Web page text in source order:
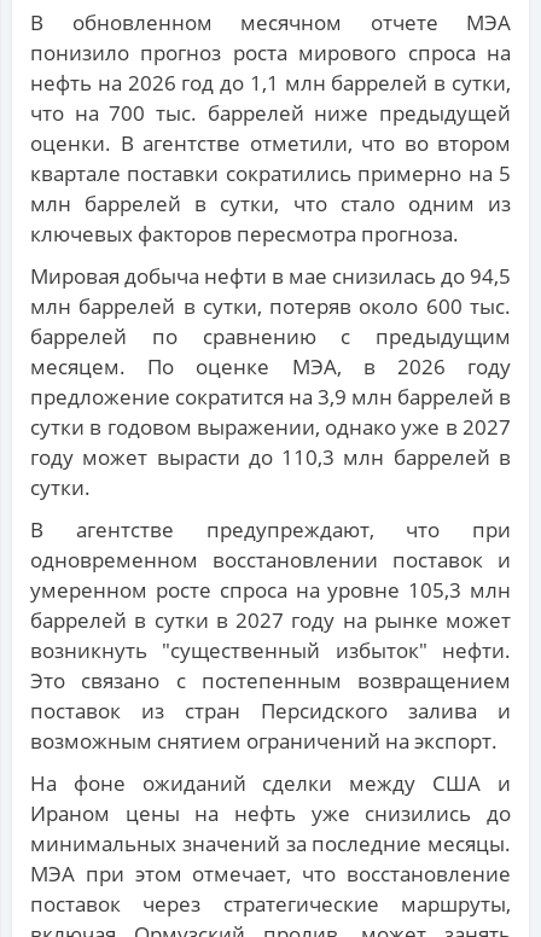
В обновленном месячном отчете МЭА
понизило прогноз роста мирового спроса на
нефть на 2026 год до 1,1 млн баррелей в сутки,
что на 700 тыс. баррелей ниже предыдущей
оценки. В агентстве отметили, что во втором
квартале поставки сократились примерно на 5
млн баррелей в сутки, что стало одним из
ключевых факторов пересмотра прогноза.
Мировая добыча нефти в мае снизилась до 94,5
млн баррелей в сутки, потеряв около 600 тыс.
баррелей по сравнению с предыдущим
месяцем. По оценке МЭА, в 2026 году
предложение сократится на 3,9 млн баррелей в
сутки в годовом выражении, однако уже в 2027
году может вырасти до 110,3 млн баррелей в
сутки.
В агентстве предупреждают, что при
одновременном восстановлении поставок и
умеренном росте спроса на уровне 105,3 млн
баррелей в сутки в 2027 году на рынке может
возникнуть "существенный избыток" нефти.
Это связано с постепенным возвращением
поставок из стран Персидского залива и
возможным снятием ограничений на экспорт.
На фоне ожиданий сделки между США и
Ираном цены на нефть уже снизились до
минимальных значений за последние месяцы.
МЭА при этом отмечает, что восстановление
поставок через стратегические маршруты,